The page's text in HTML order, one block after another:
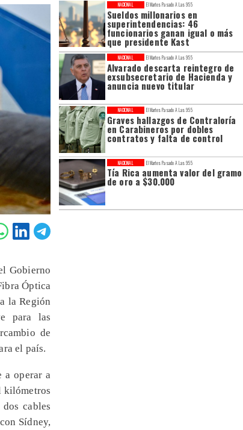
El Martes Pasado A Las 9:55
Sueldos millonarios en
superintendencias: 46
funcionarios ganan igual o más
que presidente Kast
NACIONAL
El Martes Pasado A Las 9:55
Alvarado descarta reintegro de
exsubsecretario de Hacienda y
anuncia nuevo titular
NACIONAL
El Martes Pasado A Las 9:55
Graves hallazgos de Contraloría
en Carabineros por dobles
contratos y falta de control
NACIONAL
El Martes Pasado A Las 9:55
Tía Rica aumenta valor del gramo
de oro a $30.000
NACIONAL
Gobierno
Óptica
la Región
para las
de
el país.
a operar a
kilómetros
cables
Sídney,